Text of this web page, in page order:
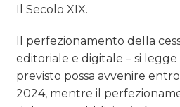
Il Secolo XIX.
Il perfezionamento della
editoriale e digitale – si
previsto possa avvenire
2024, mentre il